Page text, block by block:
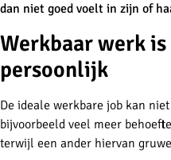
dan niet goed voelt in zijn of
Werkbaar werk
persoonlijk
De ideale werkbare job kan
bijvoorbeeld veel meer
terwijl een ander hiervan